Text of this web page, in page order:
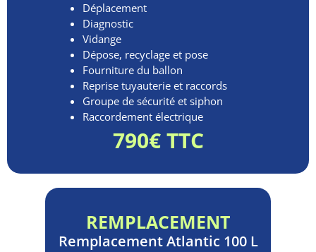
Déplacement
Diagnostic
Vidange
Dépose, recyclage et pose
Fourniture du ballon
Reprise tuyauterie et raccords
Groupe de sécurité et siphon
Raccordement électrique
790€ TTC
REMPLACEMENT
RemplacementAtlantic 100 L